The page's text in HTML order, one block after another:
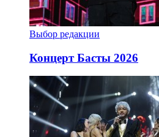
Выбор редакции
Концерт Басты 2026